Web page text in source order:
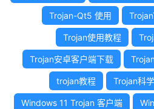
Trojan-Qt5 使用
Trojan使用教程
Trojan安卓客户端下载
trojan教程 Trojan科
Windows 11 Trojan 客户端